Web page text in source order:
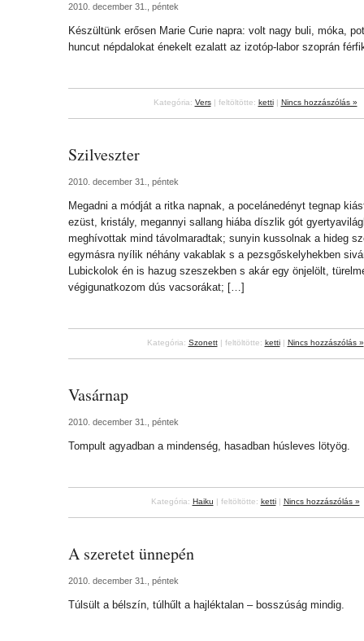
2010. december 31., péntek
Készültünk erősen Marie Curie napra: volt nagy buli, móka,
huncut népdalokat énekelt ezalatt az izotóp-labor szoprán
Kategória: Vers| feltöltötte: ketti| Nincs hozzászólás »
Szilveszter
2010. december 31., péntek
Megadni a módját a ritka napnak, a pocelánedényt tegnap
ezüst, kristály, megannyi sallang hiába díszlik gót
meghívottak mind távolmaradtak; sunyin kussolnak a hideg
egymásra nyílik néhány vakablak s a pezsgőskelyhekben
Lubickolok én is hazug szeszekben s akár egy önjelölt,
végigunatkozom dús vacsorákat; […]
Kategória: Szonett| feltöltötte: ketti| Nincs hozzászólás »
Vasárnap
2010. december 31., péntek
Tompult agyadban a mindenség, hasadban húsleves lötyög.
Kategória: Haiku | feltöltötte: ketti| Nincs hozzászólás »
A szeretet ünnepén
2010. december 31., péntek
Túlsült a bélszín, túlhűlt a hajléktalan – bosszúság mindig.